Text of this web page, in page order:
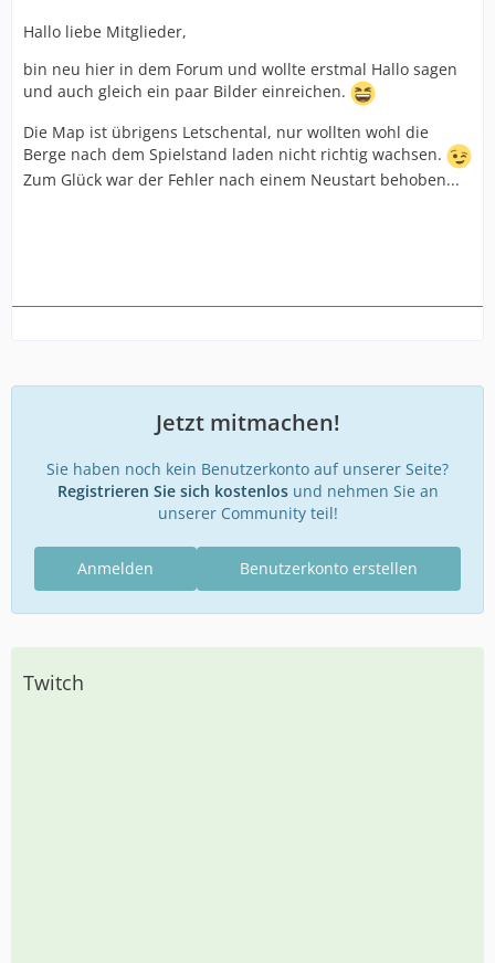
Hallo liebe Mitglieder,
bin neu hier in dem Forum und wollte erstmal Hallo sagen
und auch gleich ein paar Bilder einreichen.
Die Map ist übrigens Letschental, nur wollten wohl die
Berge nach dem Spielstand laden nicht richtig wachsen.
Zum Glück war der Fehler nach einem Neustart behoben...
Jetzt mitmachen!
Sie haben noch kein Benutzerkonto auf unserer Seite?
Registrieren Sie sich kostenlosund nehmen Sie an
unserer Community teil!
Benutzerkonto erstellen
Anmelden
Twitch